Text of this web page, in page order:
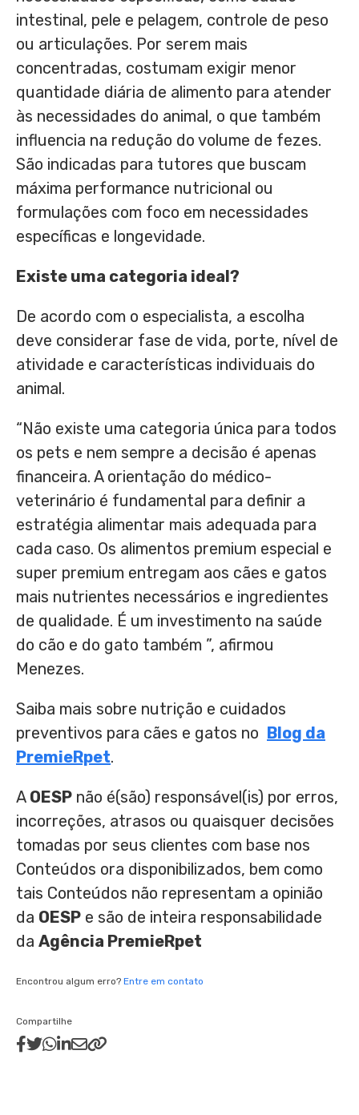
intestinal, pele e pelagem, controle de peso
ou articulações. Por serem mais
concentradas, costumam exigir menor
quantidade diária de alimento para atender
às necessidades do animal, o que também
influencia na redução do volume de fezes.
São indicadas para tutores que buscam
máxima performance nutricional ou
formulações com foco em necessidades
específicas e longevidade.
Existe uma categoria ideal?
De acordo com o especialista, a escolha
deve considerar fase de vida, porte, nível de
atividade e características individuais do
animal.
“Não existe uma categoria única para todos
os pets e nem sempre a decisão é apenas
financeira. A orientação do médico-
veterinário é fundamental para definir a
estratégia alimentar mais adequada para
cada caso. Os alimentos premium especial e
super premium entregam aos cães e gatos
mais nutrientes necessários e ingredientes
de qualidade. É um investimento na saúde
do cão e do gato também ”, afirmou
Menezes.
Saiba mais sobre nutrição e cuidados
preventivos para cães e gatos no Blog da
PremieRpet.
A OESP não é(são) responsável(is) por erros,
incorreções, atrasos ou quaisquer decisões
tomadas por seus clientes com base nos
Conteúdos ora disponibilizados, bem como
tais Conteúdos não representam a opinião
da OESP e são de inteira responsabilidade
da Agência PremieRpet
Encontrou algum erro? Entre em contato
Compartilhe